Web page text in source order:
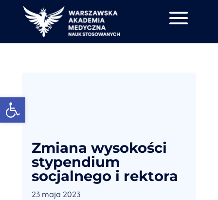
Zmiana wysokości
stypendium
socjalnego i rektora
23 maja 2023
Otwórz pasek narzędzi